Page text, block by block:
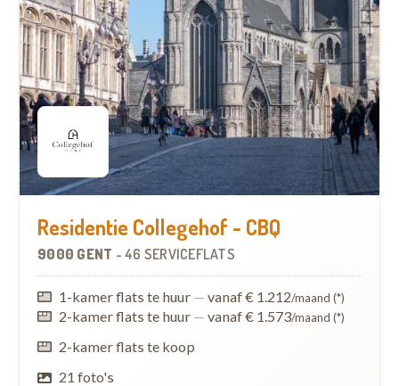
Residentie Collegehof - CBQ
9000 GENT - 46 SERVICEFLATS
1-kamer flats te huur — vanaf € 1.212/maand (*)
2-kamer flats te huur — vanaf € 1.573/maand (*)
2-kamer flats te koop
21 foto's